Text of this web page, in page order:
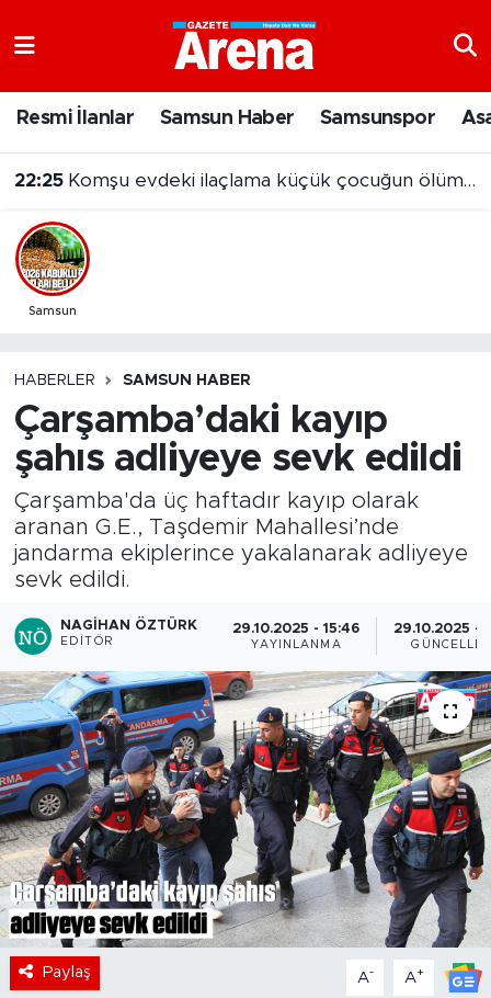
Resmi İlanlar Samsun Haber Samsunspor
22:25 Komşu evdeki ilaçlama küçük çocuğun ölümüne neden oldu
Samsun
HABERLER SAMSUN HABER
Çarşamba’daki kayıp
şahıs adliyeye sevk edildi
Çarşamba'da üç haftadır kayıp olarak
aranan G.E., Taşdemir Mahallesi’nde
jandarma ekiplerince yakalanarak adliyeye
sevk edildi.
NAGIHAN ÖZTÜRK
EDITÖR
29.10.2025 - 15:46
YAYINLANMA
29.10.2025 -
Paylaş A- A+
Samsun Namaz Vakitleri
Trafik Durumu
Süper Lig Puan Durumu ve Fikstür
Son Dakika Haberleri
Haber Arşivi